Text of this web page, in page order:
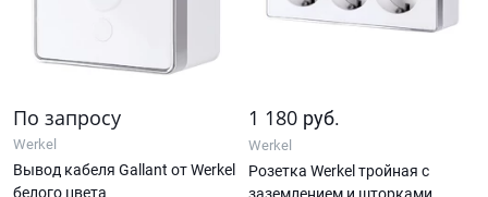
По запросу
Werkel
Вывод кабеля Gallant от Werkel
белого цвета
1 180 руб.
Werkel
Розетка Werkel тройная с